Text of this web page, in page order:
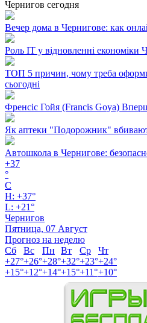
Чернигов сегодня
Вечер дома в Чернигове: как
Роль ІТ у відновленні економіки
ТОП 5 причин, чому треба
сьогодні
Френсіс Гойя (Francis Goya)
Як аптеки "Подорожник"
Автошкола в Чернигове:
+37
°
C
H: +37°
L: +21°
Чернигов
Пятница, 07 Август
Прогноз на неделю
Сб
Вс Пн Вт Ср
Чт
+27°+26°+28°+32°+23°+24°
+15°+12°+14°+15°+11°+10°